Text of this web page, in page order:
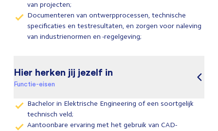
van projecten;
Documenteren van ontwerpprocessen, technische
specificaties en testresultaten, en zorgen voor naleving
van industrienormen en -regelgeving;
Hier herken jij jezelf in
Functie-eisen
Bachelor in Elektrische Engineering of een soortgelijk
technisch veld;
Aantoonbare ervaring met het gebruik van CAD-